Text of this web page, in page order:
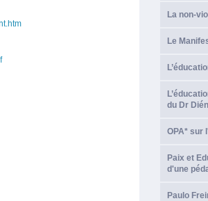
La non-
Le
du Dr
OPA* sur
Paix et
d'une
Paulo